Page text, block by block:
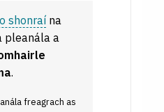
shonraí na
pleanála a
.
freagrach as